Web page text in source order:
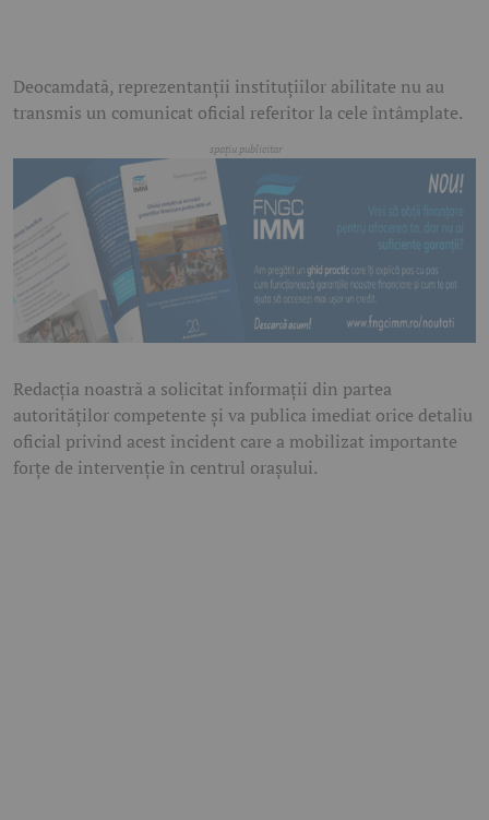
Deocamdată, reprezentanții instituțiilor abilitate nu au
transmis un comunicat oficial referitor la cele întâmplate.
Redacția noastră a solicitat informații din partea
autorităților competente și va publica imediat orice detaliu
oficial privind acest incident care a mobilizat importante
forțe de intervenție în centrul orașului.